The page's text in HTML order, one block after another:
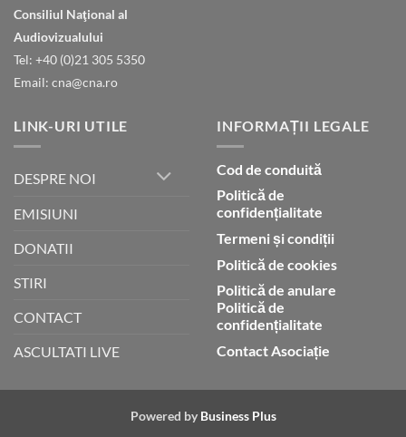
Consiliul Naţional al
Audiovizualului
Tel: +40 (0)21 305 5350
Email: cna@cna.ro
LINK-URI UTILE
DESPRE NOI
EMISIUNI
DONATII
STIRI
CONTACT
ASCULTATI LIVE
INFORMAȚII LEGALE
Cod de conduită
Politică de
confidențialitate
Termeni și condiții
Politică de cookies
Politică de anulare
Politică de
confidențialitate
Contact Asociație
Powered by Business Plus